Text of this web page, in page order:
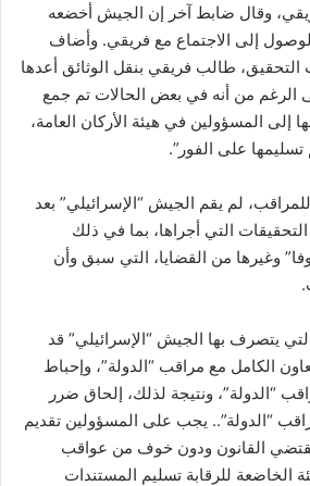
وقال ضابط آخر إن الجيش أخضعه
إلى الاجتماع مع فريقي. وأضاف
التحقيق، طالب فريقي بنقل الوثائق أعدها
الرغم من أنه في بعض الحالات تم جمع
إلى المسؤولين في هيئة الأركان العامة،
تسليمها على الفور”.
لم يقم الجيش “الإسرائيلي” بعد
التي أجراها، بما في ذلك
وغيرها من القضايا، التي سبق وأن
التي يتصرف بها الجيش “الإسرائيلي” قد
الكامل مع مراقب “الدولة”، وإحباط
“الدولة”، ونتيجة لذلك، إلحاق ضرر
“الدولة”.. يجب على المسؤولين تقديم
يقتضي القانون ودون خوف من عواقب
الخاضعة للرقابة تسليم المستندات